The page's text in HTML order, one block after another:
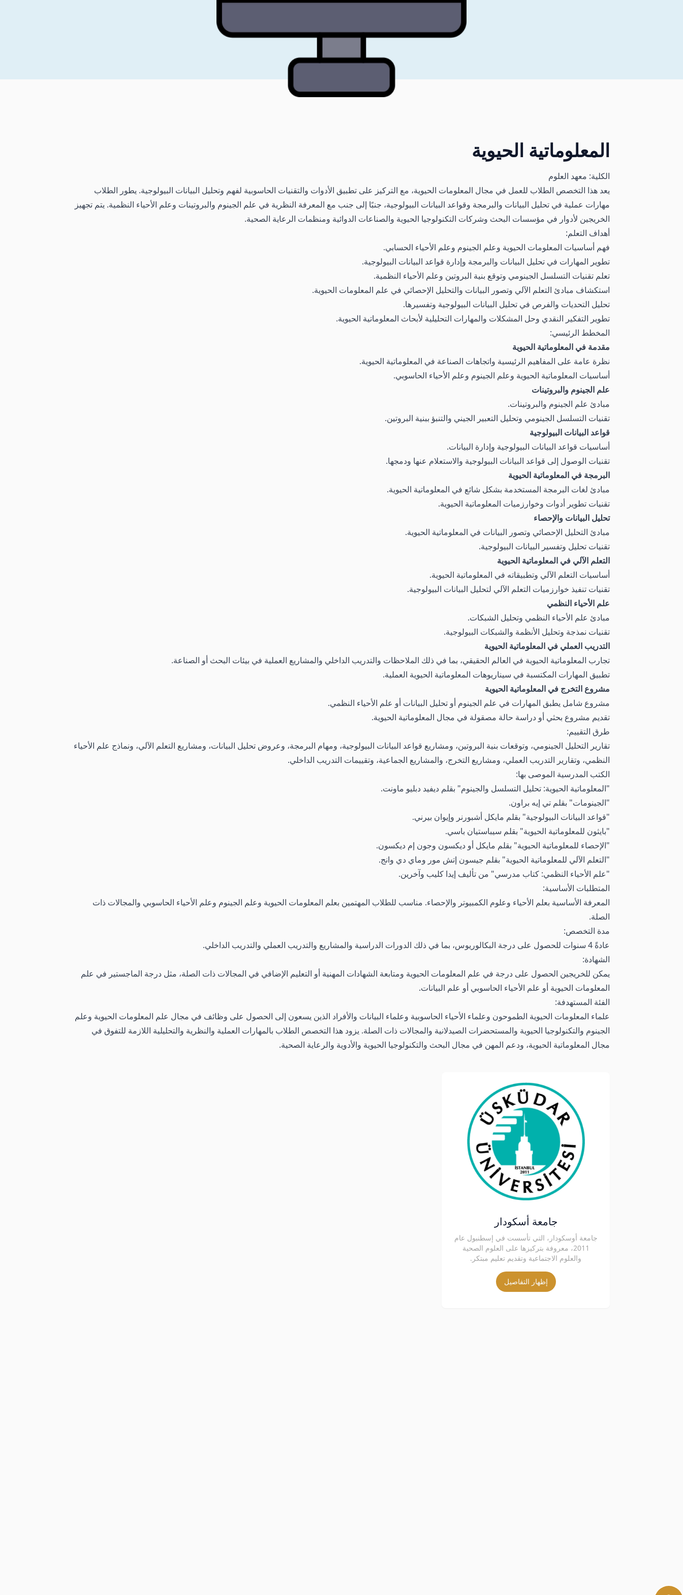
المعلوماتية الحيوية
الكلية: معهد العلوم
يعد هذا التخصص الطلاب للعمل في مجال المعلومات الحيوية، مع التركيز على تطبيق الأدوات والتقنيات الحاسوبية لفهم وتحليل البيانات البيولوجية. يطور الطلاب
مهارات عملية في تحليل البيانات والبرمجة وقواعد البيانات البيولوجية، جنبًا إلى جنب مع المعرفة النظرية في علم الجينوم والبروتينات وعلم الأحياء النظمية. يتم تجهيز
الخريجين لأدوار في مؤسسات البحث وشركات التكنولوجيا الحيوية والصناعات الدوائية ومنظمات الرعاية الصحية.
أهداف التعلم:
فهم أساسيات المعلومات الحيوية وعلم الجينوم وعلم الأحياء الحسابي.
تطوير المهارات في تحليل البيانات والبرمجة وإدارة قواعد البيانات البيولوجية.
تعلم تقنيات التسلسل الجينومي وتوقع بنية البروتين وعلم الأحياء النظمية.
استكشاف مبادئ التعلم الآلي وتصور البيانات والتحليل الإحصائي في علم المعلومات الحيوية.
تحليل التحديات والفرص في تحليل البيانات البيولوجية وتفسيرها.
تطوير التفكير النقدي وحل المشكلات والمهارات التحليلية لأبحاث المعلوماتية الحيوية.
المخطط الرئيسي:
مقدمة في المعلوماتية الحيوية
نظرة عامة على المفاهيم الرئيسية واتجاهات الصناعة في المعلوماتية الحيوية.
أساسيات المعلوماتية الحيوية وعلم الجينوم وعلم الأحياء الحاسوبي.
علم الجينوم والبروتينات
مبادئ علم الجينوم والبروتينات.
تقنيات التسلسل الجينومي وتحليل التعبير الجيني والتنبؤ ببنية البروتين.
قواعد البيانات البيولوجية
أساسيات قواعد البيانات البيولوجية وإدارة البيانات.
تقنيات الوصول إلى قواعد البيانات البيولوجية والاستعلام عنها ودمجها.
البرمجة في المعلوماتية الحيوية
مبادئ لغات البرمجة المستخدمة بشكل شائع في المعلوماتية الحيوية.
تقنيات تطوير أدوات وخوارزميات المعلوماتية الحيوية.
تحليل البيانات والإحصاء
مبادئ التحليل الإحصائي وتصور البيانات في المعلوماتية الحيوية.
تقنيات تحليل وتفسير البيانات البيولوجية.
التعلم الآلي في المعلوماتية الحيوية
أساسيات التعلم الآلي وتطبيقاته في المعلوماتية الحيوية.
تقنيات تنفيذ خوارزميات التعلم الآلي لتحليل البيانات البيولوجية.
علم الأحياء النظمي
مبادئ علم الأحياء النظمي وتحليل الشبكات.
تقنيات نمذجة وتحليل الأنظمة والشبكات البيولوجية.
التدريب العملي في المعلوماتية الحيوية
تجارب المعلوماتية الحيوية في العالم الحقيقي، بما في ذلك الملاحظات والتدريب الداخلي والمشاريع العملية في بيئات البحث أو الصناعة.
تطبيق المهارات المكتسبة في سيناريوهات المعلوماتية الحيوية العملية.
مشروع التخرج في المعلوماتية الحيوية
مشروع شامل يطبق المهارات في علم الجينوم أو تحليل البيانات أو علم الأحياء النظمي.
تقديم مشروع بحثي أو دراسة حالة مصقولة في مجال المعلوماتية الحيوية.
طرق التقييم:
تقارير التحليل الجينومي، وتوقعات بنية البروتين، ومشاريع قواعد البيانات البيولوجية، ومهام البرمجة، وعروض تحليل البيانات، ومشاريع التعلم الآلي، ونماذج علم الأحياء
النظمي، وتقارير التدريب العملي، ومشاريع التخرج، والمشاريع الجماعية، وتقييمات التدريب الداخلي.
الكتب المدرسية الموصى بها:
"المعلوماتية الحيوية: تحليل التسلسل والجينوم" بقلم ديفيد دبليو ماونت.
"الجينومات" بقلم تي إيه براون.
"قواعد البيانات البيولوجية" بقلم مايكل أشبورنر وإيوان بيرني.
"بايثون للمعلوماتية الحيوية" بقلم سيباستيان باسي.
"الإحصاء للمعلوماتية الحيوية" بقلم مايكل أو ديكسون وجون إم ديكسون.
"التعلم الآلي للمعلوماتية الحيوية" بقلم جيسون إتش مور وماي دي وانج.
"علم الأحياء النظمي: كتاب مدرسي" من تأليف إيدا كليب وآخرين.
المتطلبات الأساسية:
المعرفة الأساسية بعلم الأحياء وعلوم الكمبيوتر والإحصاء. مناسب للطلاب المهتمين بعلم المعلومات الحيوية وعلم الجينوم وعلم الأحياء الحاسوبي والمجالات ذات
الصلة.
مدة التخصص:
عادةً 4 سنوات للحصول على درجة البكالوريوس، بما في ذلك الدورات الدراسية والمشاريع والتدريب العملي والتدريب الداخلي.
الشهادة:
يمكن للخريجين الحصول على درجة في علم المعلومات الحيوية ومتابعة الشهادات المهنية أو التعليم الإضافي في المجالات ذات الصلة، مثل درجة الماجستير في علم
المعلومات الحيوية أو علم الأحياء الحاسوبي أو علم البيانات.
الفئة المستهدفة:
علماء المعلومات الحيوية الطموحون وعلماء الأحياء الحاسوبية وعلماء البيانات والأفراد الذين يسعون إلى الحصول على وظائف في مجال علم المعلومات الحيوية وعلم
الجينوم والتكنولوجيا الحيوية والمستحضرات الصيدلانية والمجالات ذات الصلة. يزود هذا التخصص الطلاب بالمهارات العملية والنظرية والتحليلية اللازمة للتفوق في
مجال المعلوماتية الحيوية، ودعم المهن في مجال البحث والتكنولوجيا الحيوية والأدوية والرعاية الصحية.
جامعة أسكودار
جامعة أوسكودار، التي تأسست في إسطنبول عام
2011، معروفة بتركيزها على العلوم الصحية
والعلوم الاجتماعية وتقديم تعليم مبتكر.
إظهار التفاصيل